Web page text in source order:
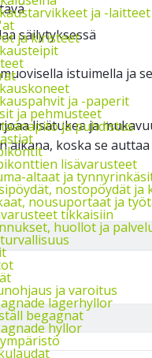
ja -laitteet
ja kiristeet
ja -paperit
ja pehmusteet
ja puhdistus
lisävarusteet
altaat ja
nostopöydät ja
nousuportaat ja
tikkaisiin
huollot ja
ja varoitus
lagerhyllor
begagnat
hyllor
säilytyksessä
istuimella ja
lisätukea ja
koska se